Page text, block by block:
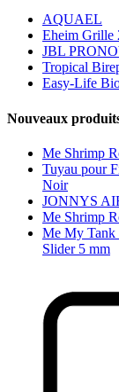
AQUAEL
Eheim Grille
JBL
Tropical
Easy-Life
Nouveaux
Me Shrimp
Tuyau pour
Noir
JONNYS
Me Shrimp
Me My Tank
Slider 5 mm